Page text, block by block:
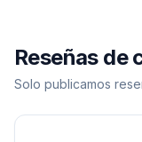
Reseñas de
Solo publicamos